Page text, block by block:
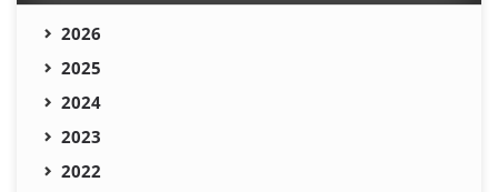
2026
2025
2024
2023
2022